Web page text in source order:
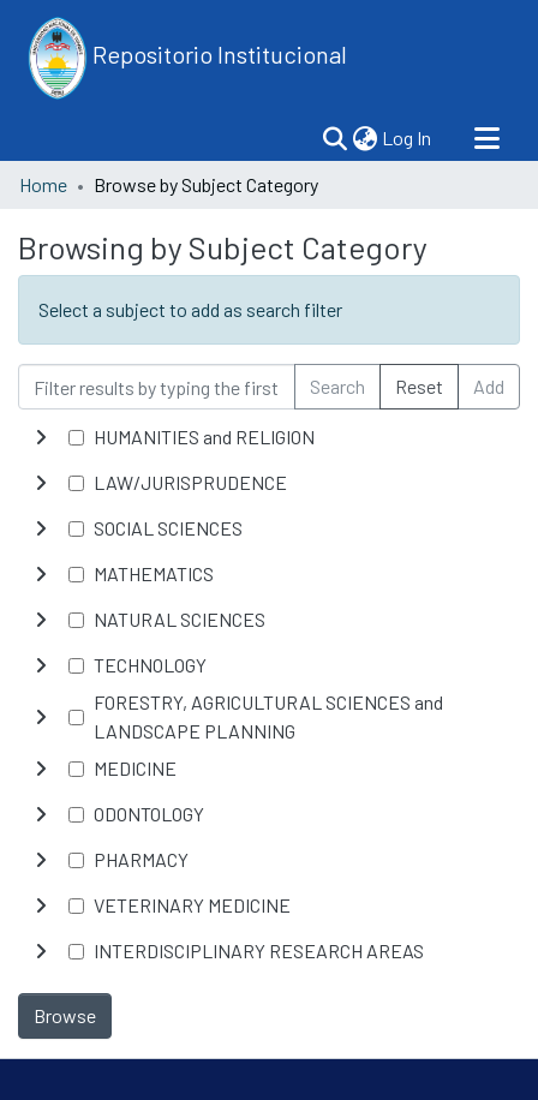
Repositorio Institucional
Log In (current)
Home Browse by Subject Category
Browsing by Subject Category
Select a subject to add as search filter
Search Reset Add
HUMANITIES and RELIGION
LAW/JURISPRUDENCE
SOCIAL SCIENCES
MATHEMATICS
NATURAL SCIENCES
TECHNOLOGY
FORESTRY, AGRICULTURAL SCIENCES and
LANDSCAPE PLANNING
MEDICINE
ODONTOLOGY
PHARMACY
VETERINARY MEDICINE
INTERDISCIPLINARY RESEARCH AREAS
Browse